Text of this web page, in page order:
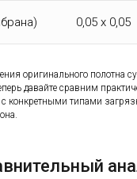
0,05 х 0,05
оригинального полотна
давайте сравним
с конкретными типами